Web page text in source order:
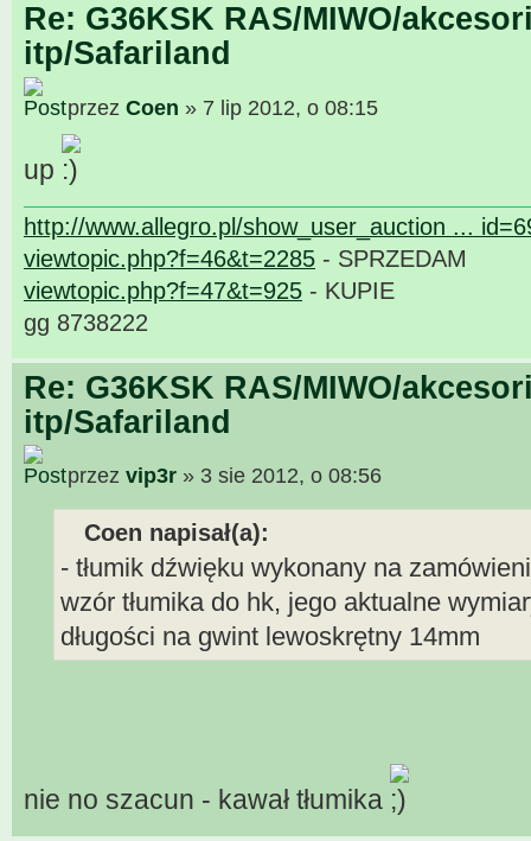
Re: G36KSK RAS/MIWO/
itp/Safariland
przez Coen » 7 lip 2012, o 08:15
up
http://www.allegro.pl/show_user_auction ...
viewtopic.php?f=46&t=2285 - SPRZEDAM
viewtopic.php?f=47&t=925 - KUPIE
gg 8738222
Re: G36KSK RAS/MIWO/
itp/Safariland
przez vip3r » 3 sie 2012, o 08:56
Coen napisał(a):
- tłumik dźwięku wykonany na
wzór tłumika do hk, jego aktualne
długości na gwint lewoskrętny 14mm
nie no szacun - kawał tłumika